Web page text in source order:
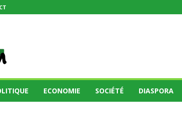
ECONOMIE SOCIÉTÉ DIASPORA